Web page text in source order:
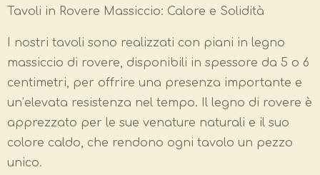
Tavoli in Rovere Massiccio: Calore e Solidità
I nostri tavoli sono realizzati con piani in legno
massiccio di rovere, disponibili in spessore da 5 o 6
centimetri, per offrire una presenza importante e
un’elevata resistenza nel tempo. Il legno di rovere è
apprezzato per le sue venature naturali e il suo
colore caldo, che rendono ogni tavolo un pezzo
unico.